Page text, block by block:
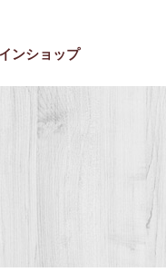
ンショップ